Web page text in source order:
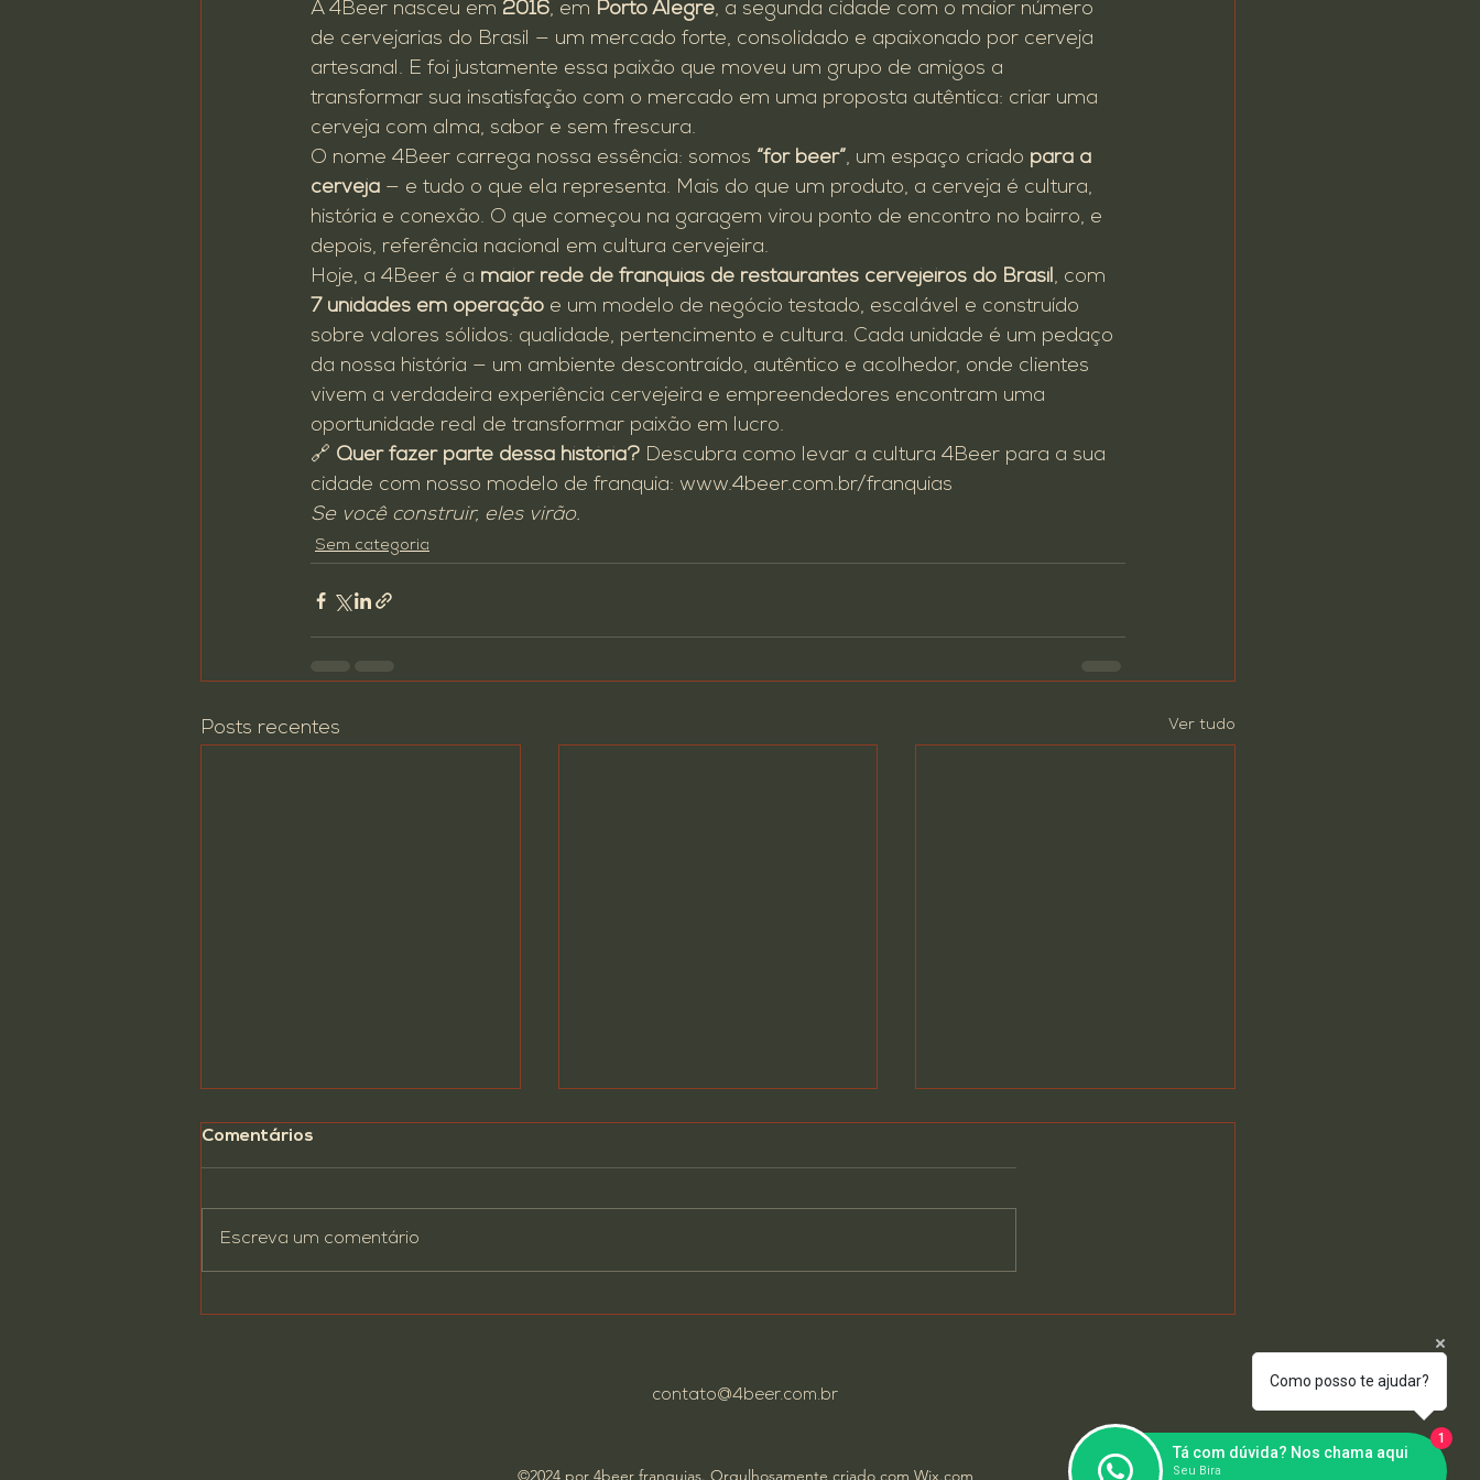
A 4Beer nasceu em 2016, em Porto Alegre, a segunda cidade com o maior número
de cervejarias do Brasil — um mercado forte, consolidado e apaixonado por cerveja
artesanal. E foi justamente essa paixão que moveu um grupo de amigos a
transformar sua insatisfação com o mercado em uma proposta autêntica: criar uma
cerveja com alma, sabor e sem frescura.
O nome 4Beer carrega nossa essência: somos “for beer”, um espaço criado para a
cerveja — e tudo o que ela representa. Mais do que um produto, a cerveja é cultura,
história e conexão. O que começou na garagem virou ponto de encontro no bairro, e
depois, referência nacional em cultura cervejeira.
Hoje, a 4Beer é a maior rede de franquias de restaurantes cervejeiros do Brasil, com
7 unidades em operação e um modelo de negócio testado, escalável e construído
sobre valores sólidos: qualidade, pertencimento e cultura. Cada unidade é um pedaço
da nossa história — um ambiente descontraído, autêntico e acolhedor, onde clientes
vivem a verdadeira experiência cervejeira e empreendedores encontram uma
oportunidade real de transformar paixão em lucro.
🔗 Quer fazer parte dessa história? Descubra como levar a cultura 4Beer para a sua
cidade com nosso modelo de franquia: www.4beer.com.br/franquias
Se você construir, eles virão.
Sem categoria
Posts recentes Ver tudo
Comentários
Escreva um comentário
contato@4beer.com.br
Como posso te ajudar?
Tá com dúvida? Nos chama aqui
Seu Bira
1